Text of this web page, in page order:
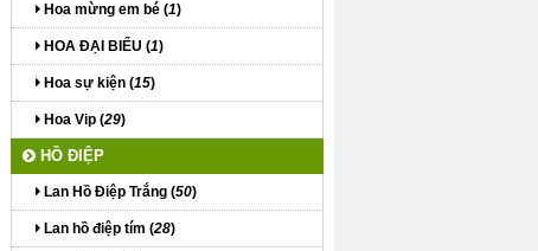
Hoa mừng em bé (1)
HOA ĐẠI BIỂU (1)
Hoa sự kiện (15)
Hoa Vip (29)
HỒ ĐIỆP
Lan Hồ Điệp Trắng (50)
Lan hồ điệp tím (28)